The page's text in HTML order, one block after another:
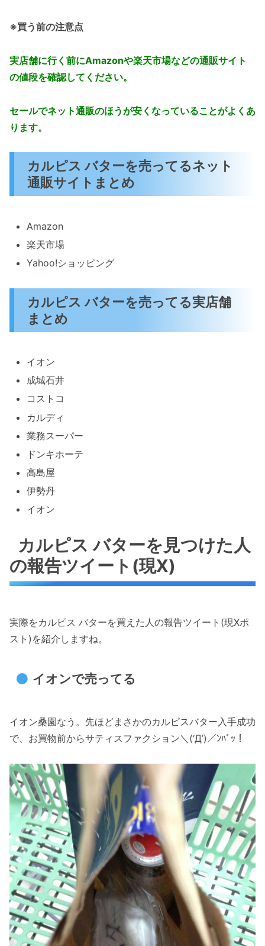
※買う前の注意点
実店舗に行く前にAmazonや楽天市場などの通販サイト
の値段を確認してください。
セールでネット通販のほうが安くなっていることがよくあ
ります。
カルピス バターを売ってるネット
通販サイトまとめ
Amazon
楽天市場
Yahoo!ショッピング
カルピス バターを売ってる実店舗
まとめ
イオン
成城石井
コストコ
カルディ
業務スーパー
ドンキホーテ
高島屋
伊勢丹
イオン
カルピス バターを見つけた人
の報告ツイート(現X)
実際をカルピス バターを買えた人の報告ツイート(現Xポ
スト)を紹介しますね。
イオンで売ってる
イオン桑園なう。先ほどまさかのカルピスバター入手成功
で、お買物前からサティスファクション＼(‘Д’)／ﾝﾊﾞｯ！